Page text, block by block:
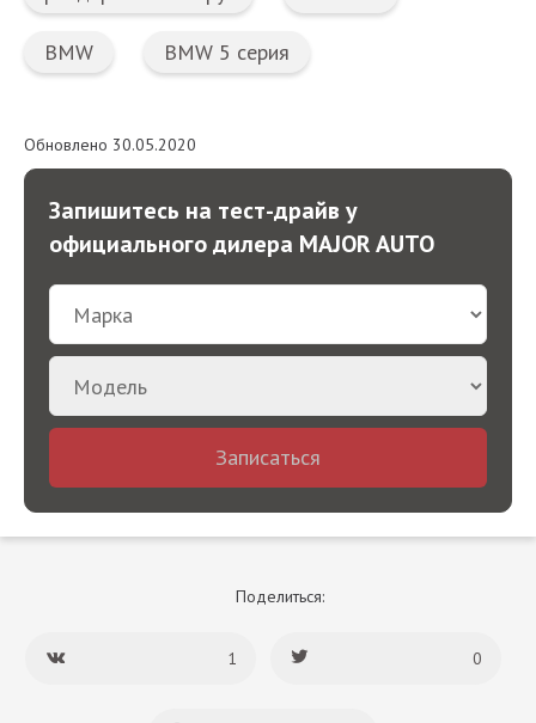
BMW BMW 5 серия
Обновлено 30.05.2020
Запишитесь на тест-драйв у
официального дилера MAJOR AUTO
Записаться
Поделиться:
1 0